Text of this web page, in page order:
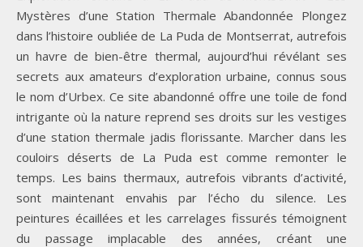
Mystères d’une Station Thermale Abandonnée Plongez
dans l’histoire oubliée de La Puda de Montserrat, autrefois
un havre de bien-être thermal, aujourd’hui révélant ses
secrets aux amateurs d’exploration urbaine, connus sous
le nom d’Urbex. Ce site abandonné offre une toile de fond
intrigante où la nature reprend ses droits sur les vestiges
d’une station thermale jadis florissante. Marcher dans les
couloirs déserts de La Puda est comme remonter le
temps. Les bains thermaux, autrefois vibrants d’activité,
sont maintenant envahis par l’écho du silence. Les
peintures écaillées et les carrelages fissurés témoignent
du passage implacable des années, créant une